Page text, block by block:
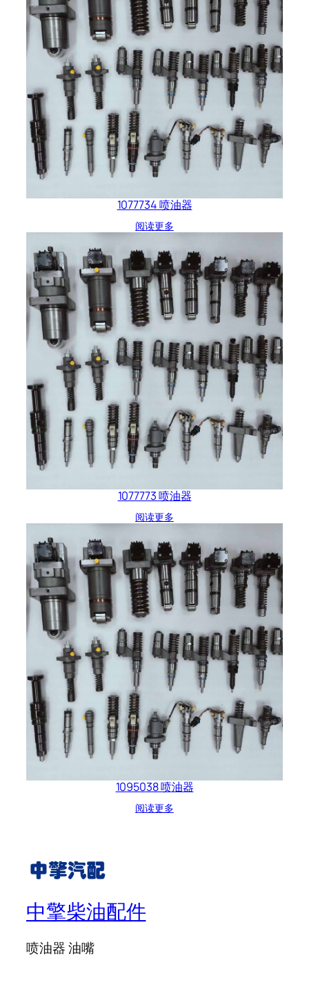
1077734 喷油器
阅读更多
1077773 喷油器
阅读更多
1095038 喷油器
阅读更多
中擎柴油配件
喷油器 油嘴